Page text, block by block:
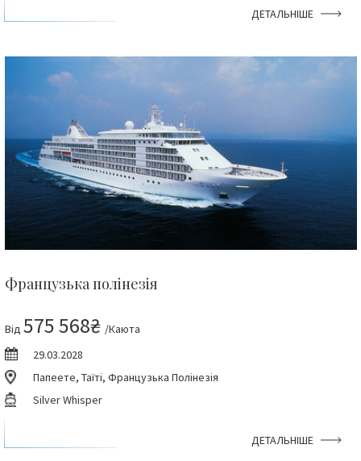
ДЕТАЛЬНІШЕ
Французька полінезія
Від 575 568₴ /Каюта
29.03.2028
Папеете, Таїті, Французька Полінезія
Silver Whisper
ДЕТАЛЬНІШЕ